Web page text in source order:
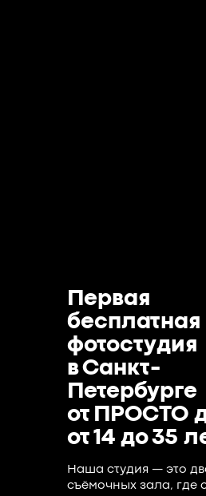
Первая
бесплатная
фотостудия
в Санкт-
Петербурге
от ПРОСТО
от 14 до 35
Наша студия — это
съёмочных зала, где